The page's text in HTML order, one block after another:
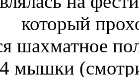
который
шахматное
мышки